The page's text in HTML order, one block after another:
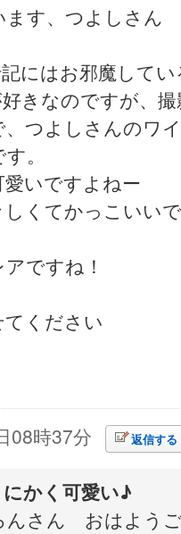
す、つよしさん
にはお邪魔して
きなのですが、
つよしさんのワ
。
いですよねー
くてかっこいい
ですね！
ください
08時37分 返信する
かく可愛い♪
んさん おはよう